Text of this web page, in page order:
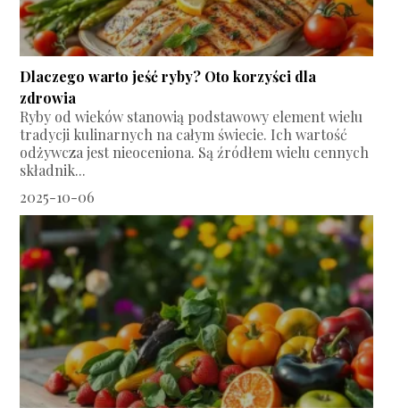
Dlaczego warto jeść ryby? Oto korzyści dla
zdrowia
Ryby od wieków stanowią podstawowy element wielu
tradycji kulinarnych na całym świecie. Ich wartość
odżywcza jest nieoceniona. Są źródłem wielu cennych
składnik...
2025-10-06